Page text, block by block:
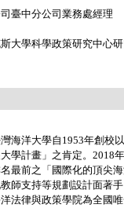
臺中分公司業務處經理
大學科學政策研究中心
洋大學自1953年創校以
大學計畫」之肯定。
最前之「國際化的頂尖
師支持等規劃設計面著
律與政策學院為全國唯